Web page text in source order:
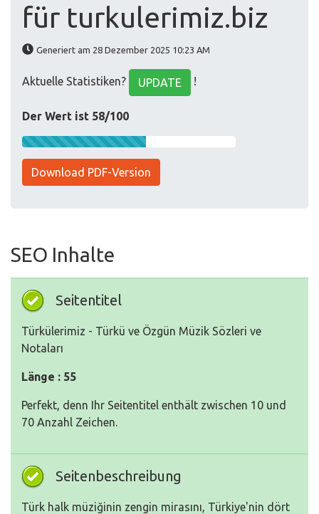
für turkulerimiz.biz
Generiert am 28 Dezember 2025 10:23 AM
Aktuelle Statistiken? UPDATE !
Der Wert ist 58/100
Download PDF-Version
SEO Inhalte
Seitentitel
Türkülerimiz - Türkü ve Özgün Müzik Sözleri ve
Notaları
Länge : 55
Perfekt, denn Ihr Seitentitel enthält zwischen 10 und
70 Anzahl Zeichen.
Seitenbeschreibung
Türk halk müziğinin zengin mirasını, Türkiye'nin dört